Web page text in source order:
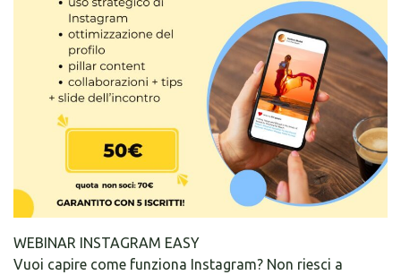
WEBINAR INSTAGRAM EASY
Vuoi capire come funziona Instagram? Non riesci a